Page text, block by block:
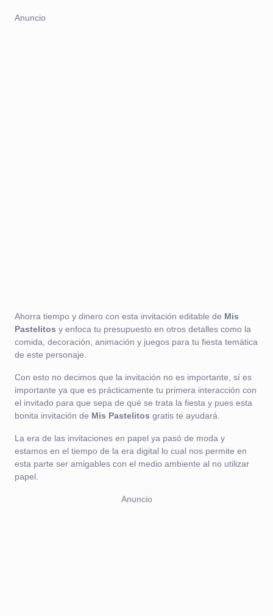
Anuncio
Ahorra tiempo y dinero con esta invitación editable de Mis
Pastelitos y enfoca tu presupuesto en otros detalles como la
comida, decoración, animación y juegos para tu fiesta temática
de este personaje.
Con esto no decimos que la invitación no es importante, sí es
importante ya que es prácticamente tu primera interacción con
el invitado para que sepa de qué se trata la fiesta y pues esta
bonita invitación de Mis Pastelitos gratis te ayudará.
La era de las invitaciones en papel ya pasó de moda y
estamos en el tiempo de la era digital lo cual nos permite en
esta parte ser amigables con el medio ambiente al no utilizar
papel.
Anuncio